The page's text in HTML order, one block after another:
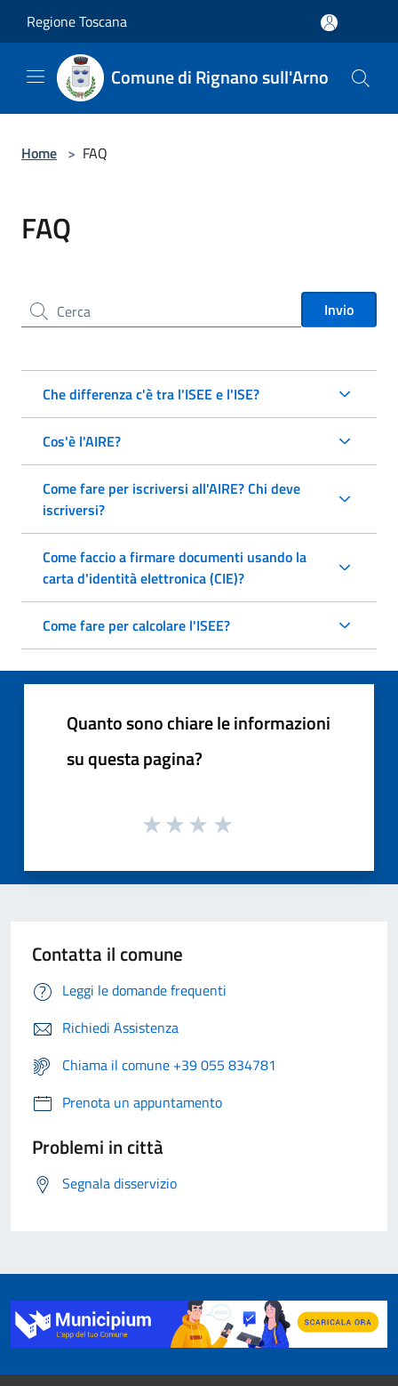
Regione Toscana
Comune di Rignano sull'Arno
Home > FAQ
FAQ
Cerca nel sito Invio
Che differenza c'è tra l'ISEE e l'ISE?
Cos'è l'AIRE?
Come fare per iscriversi all'AIRE? Chi deve
iscriversi?
Come faccio a firmare documenti usando la
carta d'identità elettronica (CIE)?
Come fare per calcolare l'ISEE?
Quanto sono chiare le informazioni
su questa pagina?
Contatta il comune
Leggi le domande frequenti
Richiedi Assistenza
Chiama il comune +39 055 834781
Prenota un appuntamento
Problemi in città
Segnala disservizio